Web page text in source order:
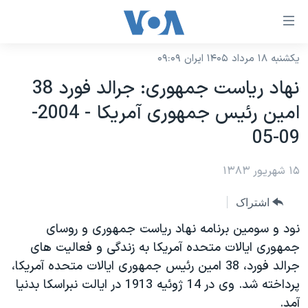
لینکهای
دسترسی
جهش
به
محتوای
اصلی
به
صفحه
جهش
به
جستجو
نسخه سبک وب‌سایت
موضوع ها
آمریکا
جهان
گزیده‌ها
ویژه برنامه‌ها
برنامه های تلویزیونی
جدول برنامه ها
صفحه‌های ویژه
عملیات خشم حماسی
۲۵۰سالگی آمریکا
فرکانس‌های صدای آمریکا
پخش رادیویی
یادگیری زبان انگلیسی
یکشنبه ۱۸ مرداد ۱۴۰۵ ایران ۰۹:۰۹
نهاد رياست جمهوری: جرالد فورد 38
امين رئيس جمهوری آمريکا - 2004-
09-05
۱۵ شهریور ۱۳۸۳
اشتراک
نود و سومين برنامه نهاد رياست جمهوری و روسای
جمهوری ايالات متحده آمريکا به زندگی و فعاليت های
جرالد فورد، 38 امين رئيس جمهوری ايالات متحده آمريکا،
پرداخته شد. وی در 14 ژوئيه 1913 در ايالت نبراسکا بدنيا
آمد.